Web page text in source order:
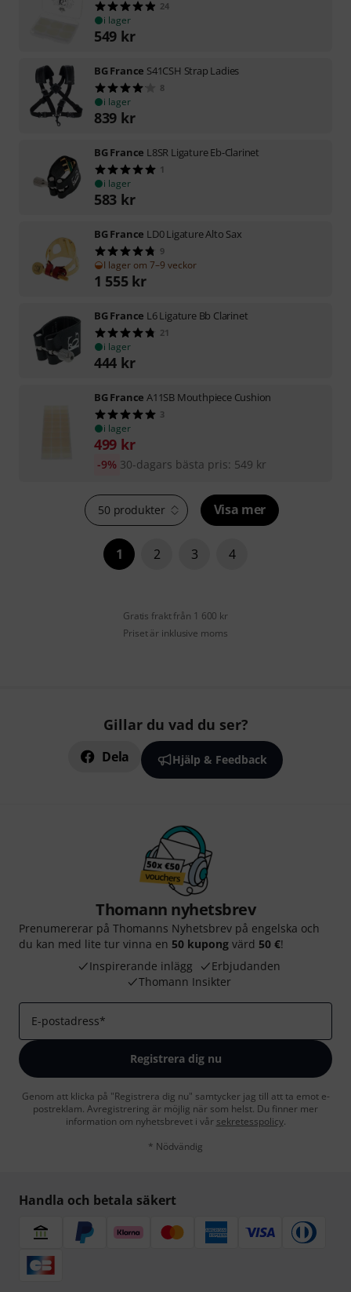
24
i lager
549 kr
BG France S41CSH Strap Ladies
8
i lager
839 kr
BG France L8SR Ligature Eb-Clarinet
1
i lager
583 kr
BG France LD0 Ligature Alto Sax
9
I lager om 7–9 veckor
1 555 kr
BG France L6 Ligature Bb Clarinet
21
i lager
444 kr
BG France A11SB Mouthpiece Cushion
3
i lager
499 kr
30-dagars bästa pris: 549 kr
-9%
50 produkter Visa mer
1 2 3 4
Gratis frakt från 1 600 kr
Priset är inklusive moms
Gillar du vad du ser?
Dela Hjälp & Feedback
Thomann nyhetsbrev
Prenumererar på Thomanns Nyhetsbrev på engelska och
du kan med lite tur vinna en 50 kupong värd 50 €!
Inspirerande inlägg
Erbjudanden
Thomann Insikter
E-postadress*
Registrera dig nu
Genom att klicka på "Registrera dig nu" samtycker jag till att ta emot e-
postreklam. Avregistrering är möjlig när som helst. Du finner mer
information om nyhetsbrevet i vår sekretesspolicy.
* Nödvändig
Handla och betala säkert